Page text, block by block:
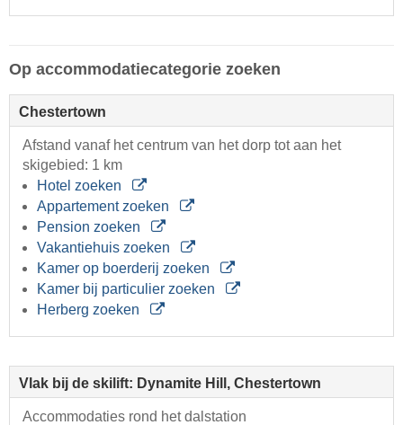
Op accommodatiecategorie zoeken
Chestertown
Afstand vanaf het centrum van het dorp tot aan het
skigebied: 1 km
Hotel zoeken
Appartement zoeken
Pension zoeken
Vakantiehuis zoeken
Kamer op boerderij zoeken
Kamer bij particulier zoeken
Herberg zoeken
Vlak bij de skilift: Dynamite Hill, Chestertown
Accommodaties rond het dalstation